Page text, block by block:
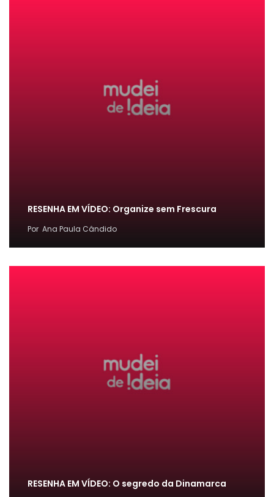
RESENHA EM VÍDEO: Organize sem Frescura
Por Ana Paula Cândido
RESENHA EM VÍDEO: O segredo da Dinamarca